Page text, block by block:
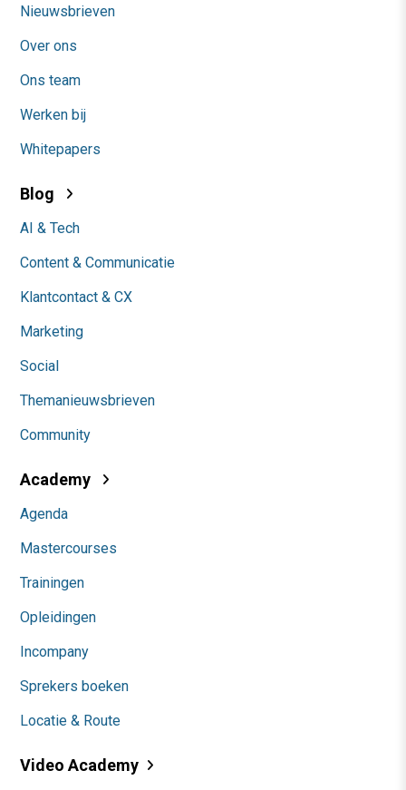
Nieuwsbrieven
Over ons
Ons team
Werken bij
Whitepapers
Blog
AI & Tech
Content & Communicatie
Klantcontact & CX
Marketing
Social
Themanieuwsbrieven
Community
Academy
Agenda
Mastercourses
Trainingen
Opleidingen
Incompany
Sprekers boeken
Locatie & Route
Video Academy